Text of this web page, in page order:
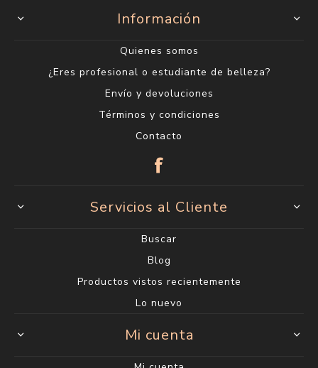
Información
Quienes somos
¿Eres profesional o estudiante de belleza?
Envío y devoluciones
Términos y condiciones
Contacto
Servicios al Cliente
Buscar
Blog
Productos vistos recientemente
Lo nuevo
Mi cuenta